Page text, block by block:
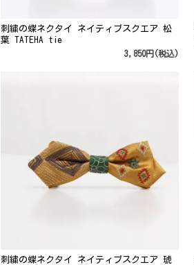
刺繍の蝶ネクタイ ネイティブスクエア 松
葉 TATEHA tie
3,850円(税込)
刺繍の蝶ネクタイ ネイティブスクエア 琥